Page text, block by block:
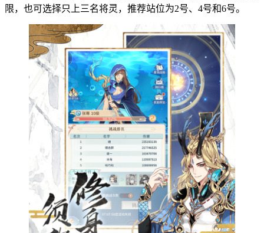
限，也可选择只上三名将灵，推荐站位为2号、4号和6号。